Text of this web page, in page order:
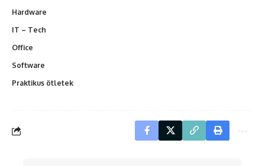
Hardware
IT – Tech
Office
Software
Praktikus ötletek